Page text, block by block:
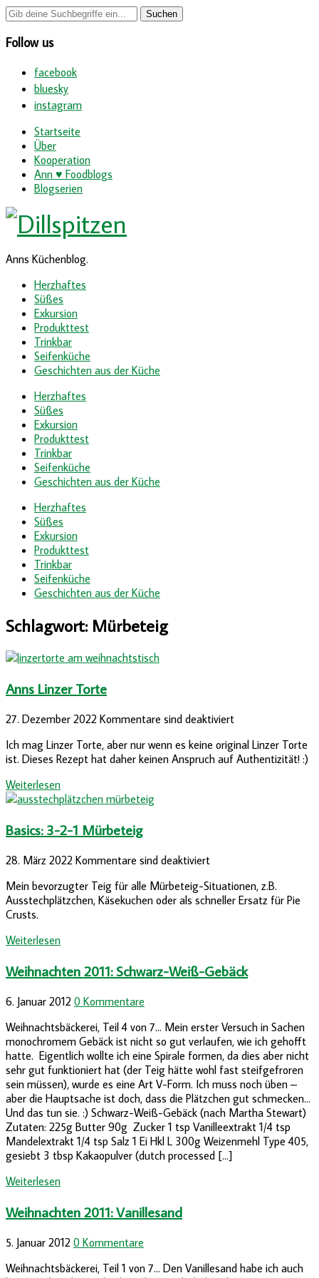
Follow us
facebook
bluesky
instagram
Startseite
Über
Kooperation
Ann ♥ Foodblogs
Blogserien
Anns Küchenblog.
Herzhaftes
Süßes
Exkursion
Produkttest
Trinkbar
Seifenküche
Geschichten aus der Küche
Herzhaftes
Süßes
Exkursion
Produkttest
Trinkbar
Seifenküche
Geschichten aus der Küche
Herzhaftes
Süßes
Exkursion
Produkttest
Trinkbar
Seifenküche
Geschichten aus der Küche
Schlagwort: Mürbeteig
Anns Linzer Torte
27. Dezember 2022 Kommentare sind deaktiviert
Ich mag Linzer Torte, aber nur wenn es keine original Linzer Torte
ist. Dieses Rezept hat daher keinen Anspruch auf Authentizität! :)
Weiterlesen
Basics: 3-2-1 Mürbeteig
28. März 2022 Kommentare sind deaktiviert
Mein bevorzugter Teig für alle Mürbeteig-Situationen, z.B.
Ausstechplätzchen, Käsekuchen oder als schneller Ersatz für Pie
Crusts.
Weiterlesen
Weihnachten 2011: Schwarz-Weiß-Gebäck
6. Januar 2012 0 Kommentare
Weihnachtsbäckerei, Teil 4 von 7… Mein erster Versuch in Sachen
monochromem Gebäck ist nicht so gut verlaufen, wie ich gehofft
hatte. Eigentlich wollte ich eine Spirale formen, da dies aber nicht
sehr gut funktioniert hat (der Teig hätte wohl fast steifgefroren
sein müssen), wurde es eine Art V-Form. Ich muss noch üben –
aber die Hauptsache ist doch, dass die Plätzchen gut schmecken…
Und das tun sie. :) Schwarz-Weiß-Gebäck (nach Martha Stewart)
Zutaten: 225g Butter 90g Zucker 1 tsp Vanilleextrakt 1/4 tsp
Mandelextrakt 1/4 tsp Salz 1 Ei Hkl L 300g Weizenmehl Type 405,
gesiebt 3 tbsp Kakaopulver (dutch processed […]
Weiterlesen
Weihnachten 2011: Vanillesand
5. Januar 2012 0 Kommentare
Weihnachtsbäckerei, Teil 1 von 7… Den Vanillesand habe ich auch